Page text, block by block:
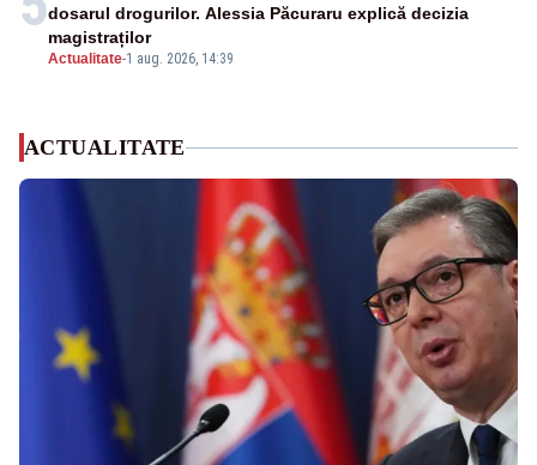
Actualitate-1 aug. 2026, 14:39
dosarul drogurilor. Alessia Păcuraru explică decizia
magistraților
ACTUALITATE